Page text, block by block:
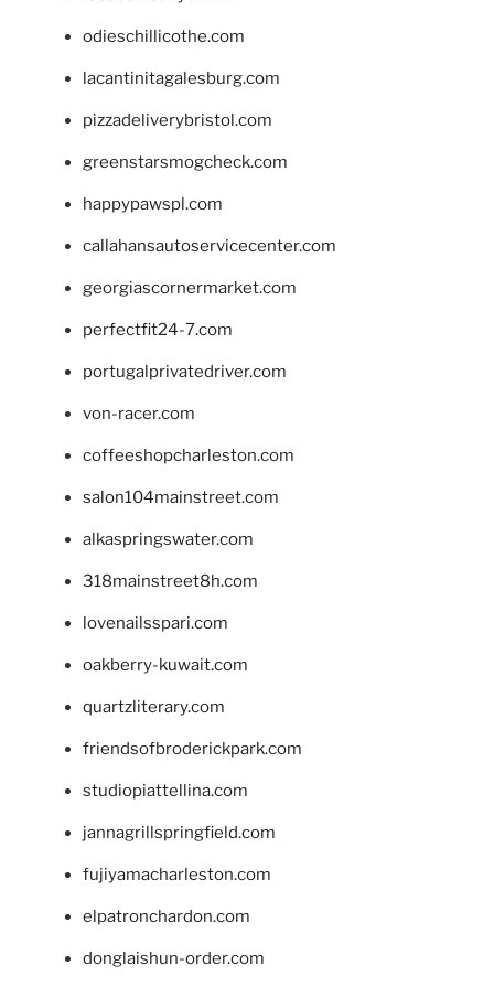
odieschillicothe.com
lacantinitagalesburg.com
pizzadeliverybristol.com
greenstarsmogcheck.com
happypawspl.com
callahansautoservicecenter.com
georgiascornermarket.com
perfectfit24-7.com
portugalprivatedriver.com
von-racer.com
coffeeshopcharleston.com
salon104mainstreet.com
alkaspringswater.com
318mainstreet8h.com
lovenailsspari.com
oakberry-kuwait.com
quartzliterary.com
friendsofbroderickpark.com
studiopiattellina.com
jannagrillspringfield.com
fujiyamacharleston.com
elpatronchardon.com
donglaishun-order.com